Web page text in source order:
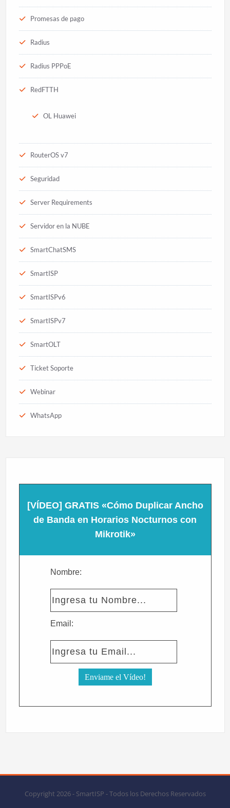
Promesas de pago
Radius
Radius PPPoE
RedFTTH
OL Huawei
RouterOS v7
Seguridad
Server Requirements
Servidor en la NUBE
SmartChatSMS
SmartISP
SmartISPv6
SmartISPv7
SmartOLT
Ticket Soporte
Webinar
WhatsApp
[VÍDEO] GRATIS «Cómo Duplicar Ancho
de Banda en Horarios Nocturnos con
Mikrotik»
Nombre:
Email:
Copyright 2026 - SmartISP - Todos los Derechos Reservados